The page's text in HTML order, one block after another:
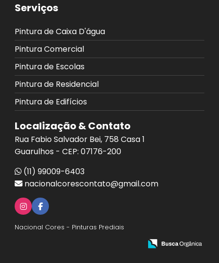
Serviços
Pintura de Caixa D'água
Pintura Comercial
Pintura de Escolas
Pintura de Residencial
Pintura de Edifícios
Localização & Contato
Rua Fabio Salvador Bei, 758 Casa 1
Guarulhos - CEP: 07176-200
(11) 99009-6403
nacionalcorescontato@gmail.com
Nacional Cores - Pinturas Prediais